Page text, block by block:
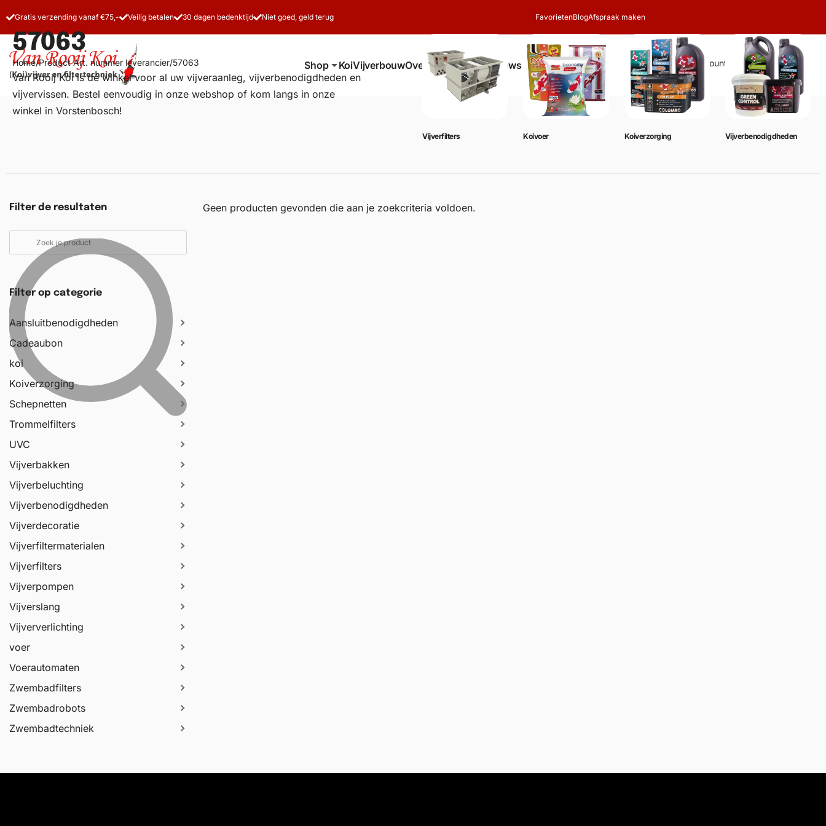
Gratis verzending vanaf €75,- Veilig betalen 30 dagen bedenktijd Niet goed, geld terug FavorietenBlogAfspraak maken
Shop KoiVijverbouwOver onsContactReviews Zoeken Account Winkelwagen 0
57063
Home/Product Art. nummer leverancier/57063
Van Rooij Koi is dé winkel voor al uw vijveraanleg, vijverbenodigdheden en
vijvervissen. Bestel eenvoudig in onze webshop of kom langs in onze
winkel in Vorstenbosch!
Vijverfilters Koivoer Koiverzorging Vijverbenodigdheden
Filter de resultaten
Filter op categorie
Aansluitbenodigdheden
Cadeaubon
koi
Koiverzorging
Schepnetten
Trommelfilters
UVC
Vijverbakken
Vijverbeluchting
Vijverbenodigdheden
Vijverdecoratie
Vijverfiltermaterialen
Vijverfilters
Vijverpompen
Vijverslang
Vijververlichting
voer
Voerautomaten
Zwembadfilters
Zwembadrobots
Zwembadtechniek
Geen producten gevonden die aan je zoekcriteria voldoen.